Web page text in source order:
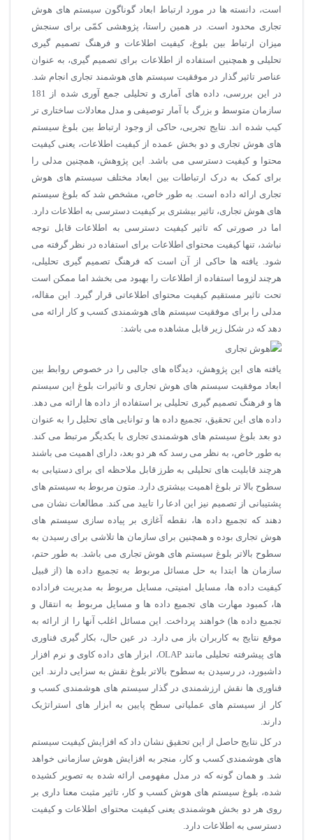
است، دانسته ها در مورد ارتباط ابعاد گوناگون سیستم های هوش
تجاری محدود است. در همین راستا، پژوهشی کمّی برای سنجش
میزان ارتباط بین بلوغ، کیفیت اطلاعات و فرهنگ تصمیم گیری
تحلیلی و همچنین استفاده از اطلاعات برای تصمیم گیری، به عنوان
عناصر تاثیر گذار در موفقیت سیستم های هوشمند تجاری انجام شد.
در این بررسی، داده های آماری و تحلیلی جمع آوری شده از 181
سازمان متوسط و بزرگ با آمار توصیفی و مدل معادلات ساختاری تر
کیب شده اند. نتایج تجربی، حاکی از وجود ارتباط بین بلوغ سیستم
های هوش تجاری و دو بخش عمده از کیفیت اطلاعات، یعنی کیفیت
محتوا و کیفیت دسترسی می باشد. این پژوهش، همچنین مدلی را
برای کمک به درک ارتباطات بین ابعاد مختلف سیستم های هوش
تجاری ارائه داده است. به طور خاص، مشخص شد که بلوغ سیستم
های هوش تجاری، تاثیر بیشتری بر کیفیت دسترسی به اطلاعات دارد.
اما در صورتی که تاثیر کیفیت دسترسی به اطلاعات قابل توجه
نباشد، تنها کیفیت محتوای اطلاعات برای استفاده در نظر گرفته می
شود. یافته ها حاکی از آن است که فرهنگ تصمیم گیری تحلیلی،
هرچند لزوما استفاده از اطلاعات را بهبود می بخشد اما ممکن است
تحت تاثیر مستقیم کیفیت محتوای اطلاعاتی قرار گیرد. این مقاله،
مدلی را برای موفقیت سیستم های هوشمندی کسب و کار ارائه می
دهد که در شکل زیر قابل مشاهده می باشد:
یافته های این پژوهش، دیدگاه های جالبی را در خصوص روابط بین
ابعاد موفقیت سیستم های هوش تجاری و تاثیرات بلوغ این سیستم
ها و فرهنگ تصمیم گیری تحلیلی بر استفاده از داده ها ارائه می دهد.
داده های این تحقیق، تجمیع داده ها و توانایی های تحلیل را به عنوان
دو بعد بلوغ سیستم های هوشمندی تجاری با یکدیگر مرتبط می کند.
به طور خاص، به نظر می رسد که هر دو بعد، دارای اهمیت می باشند
هرچند قابلیت های تحلیلی به طرز قابل ملاحظه ای برای دستیابی به
سطوح بالا تر بلوغ اهمیت بیشتری دارد. متون مربوط به سیستم های
پشتیبانی از تصمیم نیز این ادعا را تایید می کند. مطالعات نشان می
دهند که تجمیع داده ها، نقطه آغازی بر پیاده سازی سیستم های
هوش تجاری بوده و همچنین برای سازمان ها تلاشی برای رسیدن به
سطوح بالاتر بلوغ سیستم های هوش تجاری می باشد. به طور حتم،
سازمان ها ابتدا به حل مسائل مربوط به تجمیع داده ها (از قبیل
کیفیت داده ها، مسایل امنیتی، مسایل مربوط به مدیریت فراداده
ها، کمبود مهارت های تجمیع داده ها و مسایل مربوط به انتقال و
تجمیع داده ها) خواهند پرداخت. این مسائل اغلب آنها را از ارائه به
موقع نتایج به کاربران باز می دارد. در عین حال، بکار گیری فناوری
های پیشرفته تحلیلی مانند OLAP، ابزار های داده کاوی و نرم افزار
داشبورد، در رسیدن به سطوح بالاتر بلوغ نقش به سزایی دارند. این
فناوری ها نقش ارزشمندی در گذار سیستم های هوشمندی کسب و
کار از سیستم های عملیاتی سطح پایین به ابزار های استراتژیک
دارند.
در کل نتایج حاصل از این تحقیق نشان داد که افزایش کیفیت سیستم
های هوشمندی کسب و کار، منجر به افزایش هوش سازمانی خواهد
شد. و همان گونه که در مدل مفهومی ارائه شده به تصویر کشیده
شده، بلوغ سیستم های هوش کسب و کار، تاثیر مثبت معنا داری بر
روی هر دو بخش هوشمندی یعنی کیفیت محتوای اطلاعات و کیفیت
دسترسی به اطلاعات دارد.